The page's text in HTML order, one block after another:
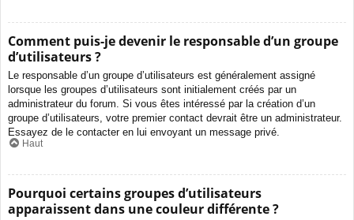
Comment puis-je devenir le responsable d’un groupe
d’utilisateurs ?
Le responsable d’un groupe d’utilisateurs est généralement assigné
lorsque les groupes d’utilisateurs sont initialement créés par un
administrateur du forum. Si vous êtes intéressé par la création d’un
groupe d’utilisateurs, votre premier contact devrait être un administrateur.
Essayez de le contacter en lui envoyant un message privé.
Haut
Pourquoi certains groupes d’utilisateurs
apparaissent dans une couleur différente ?